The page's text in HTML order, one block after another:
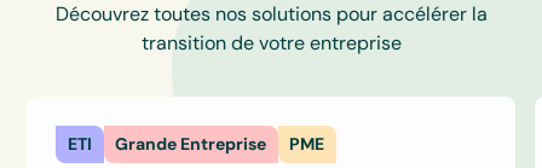
Découvrez toutes nos solutions pour accélérer la
transition de votre entreprise
ETI Grande Entreprise PME